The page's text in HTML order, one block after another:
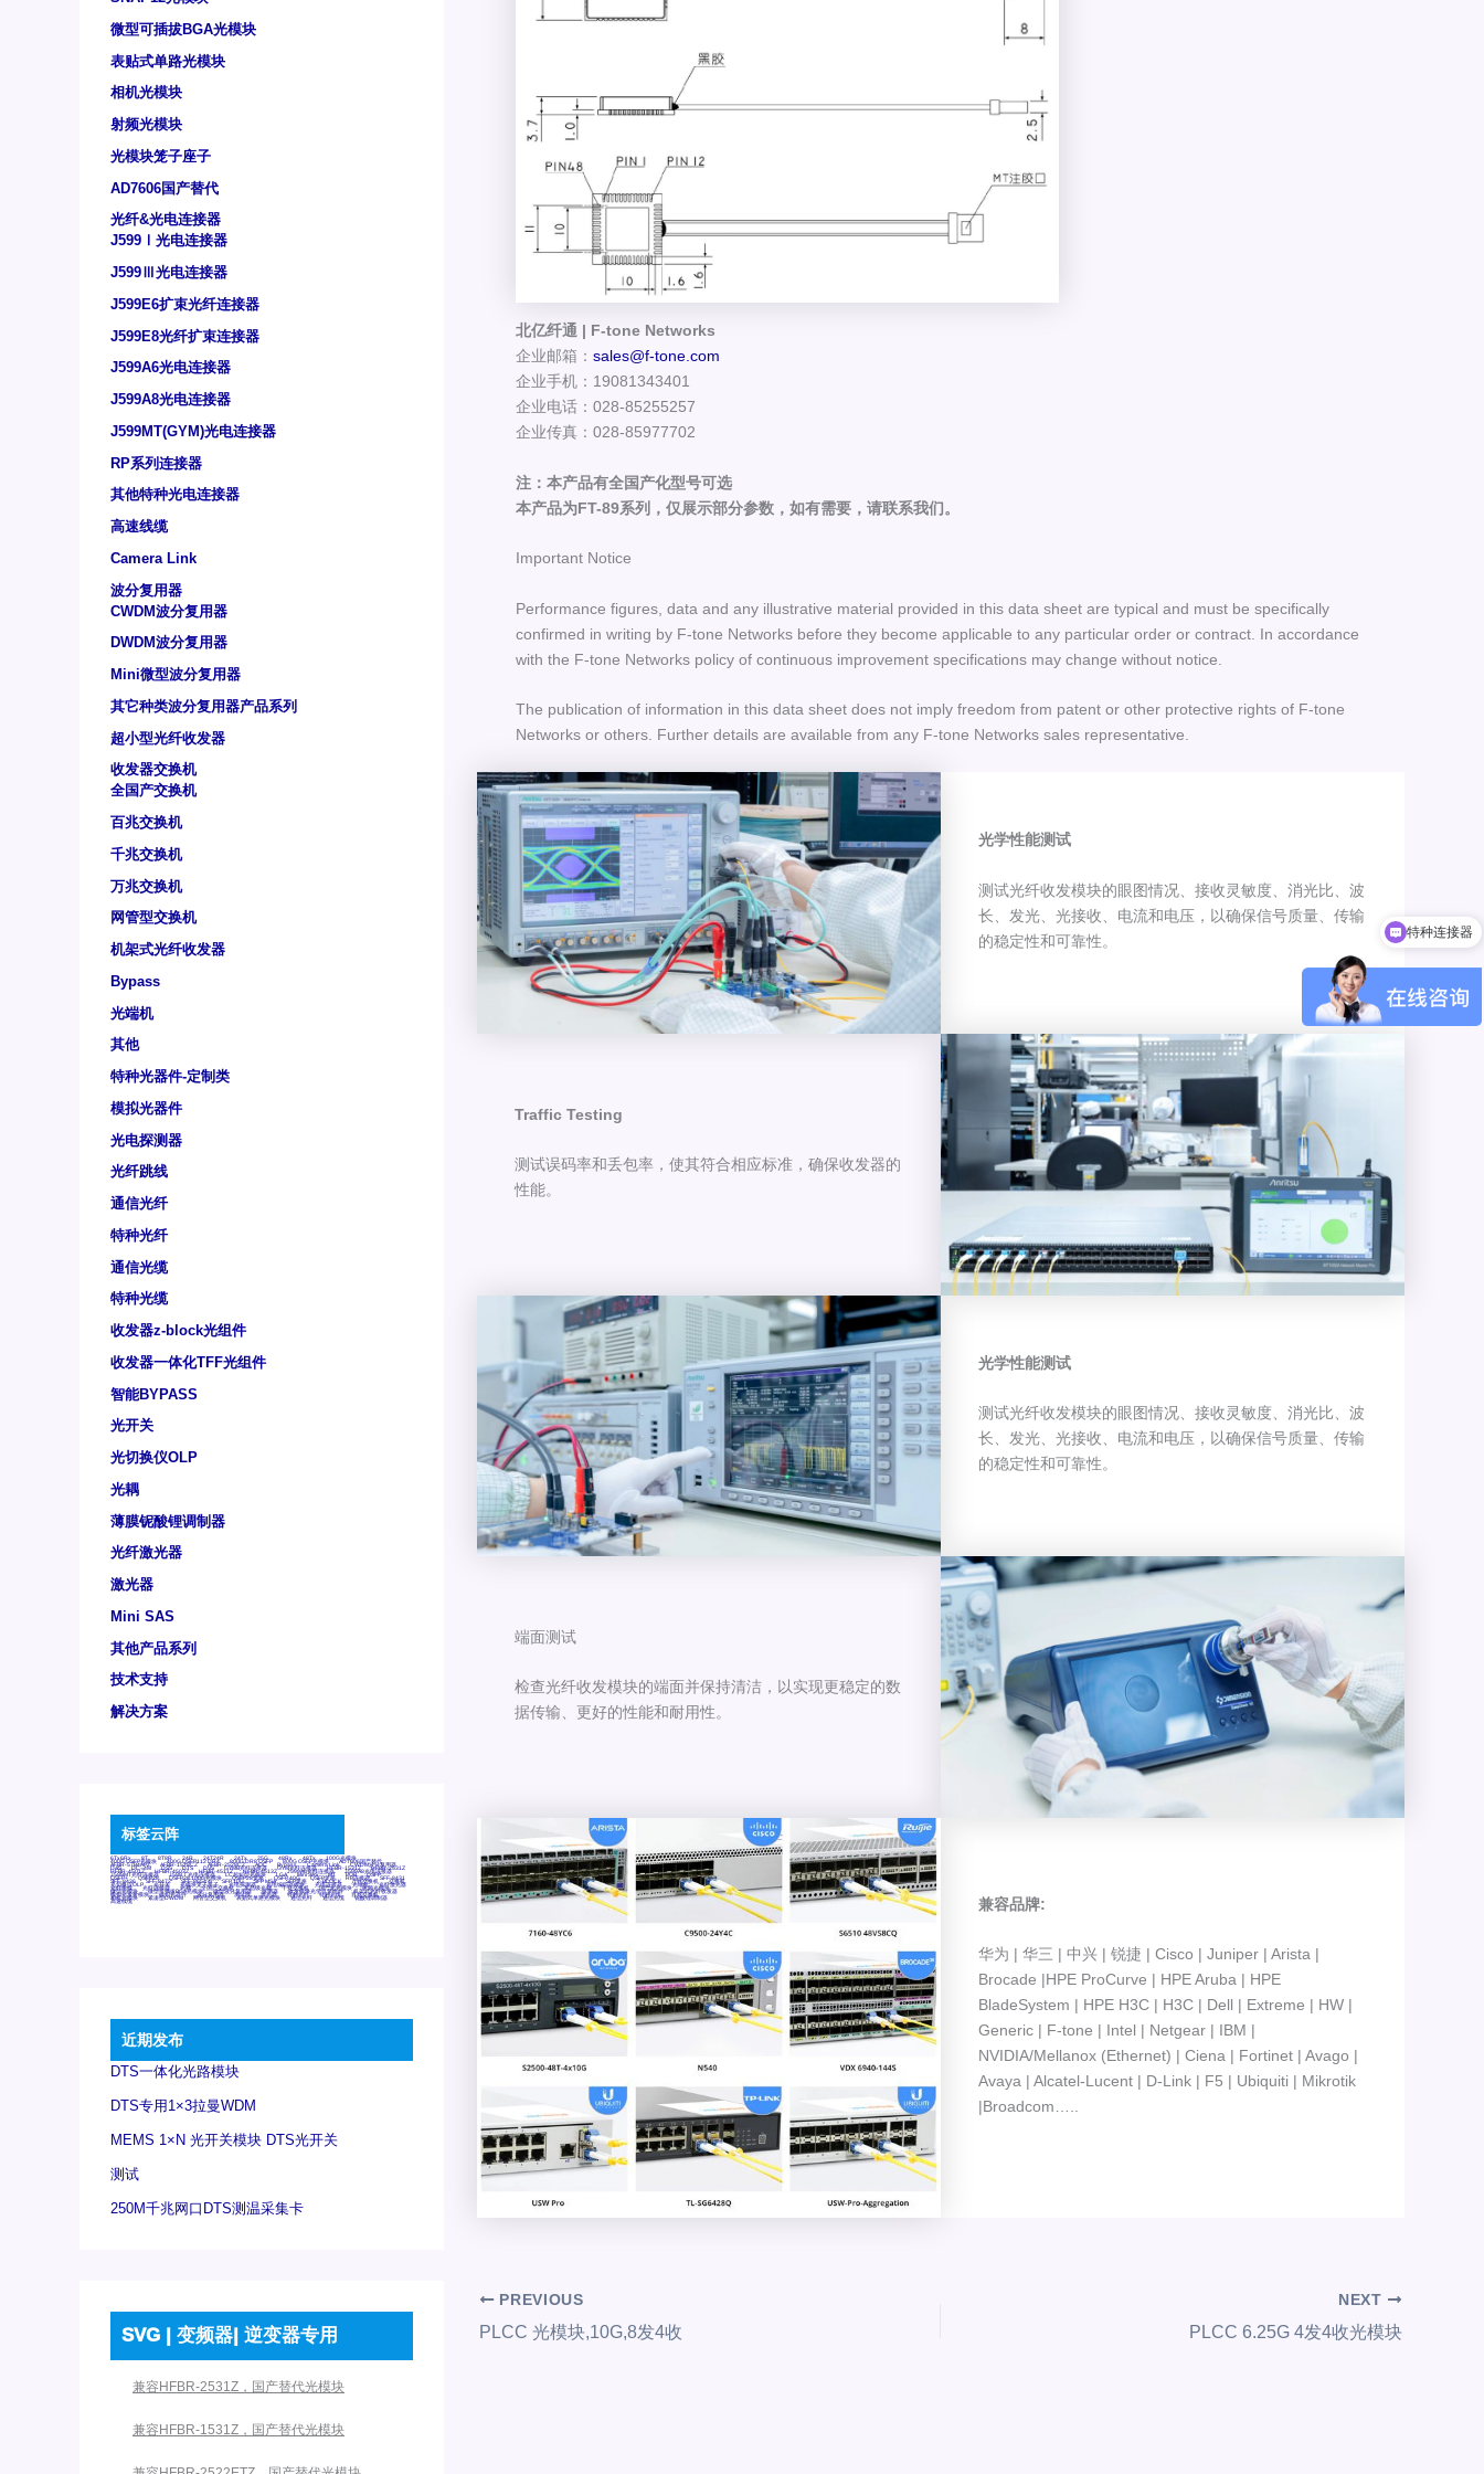
微型可插拔BGA光模块
表贴式单路光模块
相机光模块
射频光模块
光模块笼子座子
AD7606国产替代
光纤&光电连接器
J599Ⅰ光电连接器
J599Ⅲ光电连接器
J599E6扩束光纤连接器
J599E8光纤扩束连接器
J599A6光电连接器
J599A8光电连接器
J599MT(GYM)光电连接器
RP系列连接器
其他特种光电连接器
高速线缆
Camera Link
波分复用器
CWDM波分复用器
DWDM波分复用器
Mini微型波分复用器
其它种类波分复用器产品系列
超小型光纤收发器
收发器交换机
全国产交换机
百兆交换机
千兆交换机
万兆交换机
网管型交换机
机架式光纤收发器
Bypass
光端机
其他
特种光器件-定制类
模拟光器件
光电探测器
光纤跳线
通信光纤
特种光纤
通信光缆
特种光缆
收发器z-block光组件
收发器一体化TFF光组件
智能BYPASS
光开关
光切换仪OLP
光耦
薄膜铌酸锂调制器
光纤激光器
激光器
Mini SAS
其他产品系列
技术支持
解决方案
标签云阵
6Tx6Rx 8T 8T8R 24R 24T24R 24Tx 25G 48Rx 48Tx 100G光模块
400G OSFP光模块 400G QSFP112 DR4 800G DR8 OSFP 800G OSFP光模块 AD7606国产替代
AFBR-57B4APZ AFBR-1528CZ AFBR-2528CZ AOC Bypass Camera Link CWDM波分复用器
DAS DC~4M DSS DTS DVS GYMB光纤连接器 GYM光纤连接器 HFBR-1531Z HFBR-2531Z
HFBR-4501Z HFBR-4503Z HFBR-4511Z HFBR-4513Z J599A6光纤连接器 J599A8光电连接器
J599MT光纤连接器 J599Ⅰ光电连接器 LC超短型光模块 LGA Mini SAS MT POB QSFP
QSFP+ QSFP28 QSFP28 100G光模块 QSFP28笼座 QSFP 40G QSFP笼座 RP连接器 SFF-8431
SFF-8436 SFF-8472 SFF-8654 4i SFP 10G SFP MSA SFP笼座 Z-BLOCK 万兆交换机 交换机
光切换仪OLP 光开关 光模块笼子座子 光电探测器 光电编码器模块 光电连接器 光端机 光纤激光器
光纤跳线 光纤连接器 光耦 全国产交换机 军品级光耦 千兆交换机 国产化光模块 射频光模块
微型光模块 微型可插拔BGA光模块 微型波分复用器 探测器 收发模块光学引擎组件 机架式光纤收发器
模拟光发射模块 模拟光器件 波分复用器 测试版 激光器 特种光纤 特种光缆 百兆交换机
相机光模块 紧凑型DWDM 网管型交换机 表贴式单路光模块 通信光纤 通信光缆 铌酸锂调制器
高速线缆
近期发布
DTS一体化光路模块
DTS专用1×3拉曼WDM
MEMS 1×N 光开关模块 DTS光开关
测试
250M千兆网口DTS测温采集卡
SVG | 变频器| 逆变器专用
兼容HFBR-2531Z，国产替代光模块
兼容HFBR-1531Z，国产替代光模块
北亿纤通 | F-tone Networks
企业邮箱： sales@f-tone.com
企业手机：19081343401
企业电话：028-85255257
企业传真：028-85977702
注：本产品有全国产化型号可选
本产品为FT-89系列，仅展示部分参数，如有需要，请联系我们。
Important Notice
Performance figures, data and any illustrative material provided in this data sheet are typical and must be specifically
confirmed in writing by F-tone Networks before they become applicable to any particular order or contract. In accordance
with the F-tone Networks policy of continuous improvement specifications may change without notice.
The publication of information in this data sheet does not imply freedom from patent or other protective rights of F-tone
Networks or others. Further details are available from any F-tone Networks sales representative.
光学性能测试
测试光纤收发模块的眼图情况、接收灵敏度、消光比、波
长、发光、光接收、电流和电压，以确保信号质量、传输
的稳定性和可靠性。
Traffic Testing
测试误码率和丢包率，使其符合相应标准，确保收发器的
性能。
光学性能测试
测试光纤收发模块的眼图情况、接收灵敏度、消光比、波
长、发光、光接收、电流和电压，以确保信号质量、传输
的稳定性和可靠性。
端面测试
检查光纤收发模块的端面并保持清洁，以实现更稳定的数
据传输、更好的性能和耐用性。
兼容品牌:
华为 | 华三 | 中兴 | 锐捷 | Cisco | Juniper | Arista |
Brocade |HPE ProCurve | HPE Aruba | HPE
BladeSystem | HPE H3C | H3C | Dell | Extreme | HW |
Generic | F-tone | Intel | Netgear | IBM |
NVIDIA/Mellanox (Ethernet) | Ciena | Fortinet | Avago |
Avaya | Alcatel-Lucent | D-Link | F5 | Ubiquiti | Mikrotik
|Broadcom…..
PREVIOUS
PLCC 光模块,10G,8发4收
NEXT
PLCC 6.25G 4发4收光模块
小型化光模块